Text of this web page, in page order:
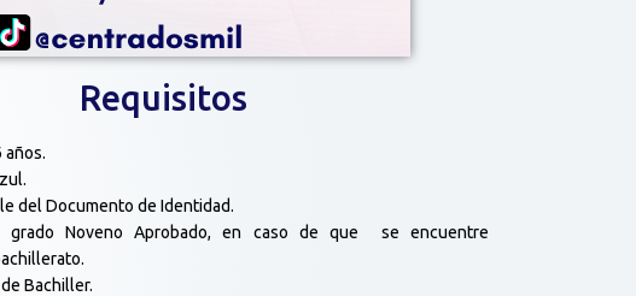
Requisitos
años.
del Documento de Identidad.
grado Noveno Aprobado, en caso de que se encuentre
Bachiller.